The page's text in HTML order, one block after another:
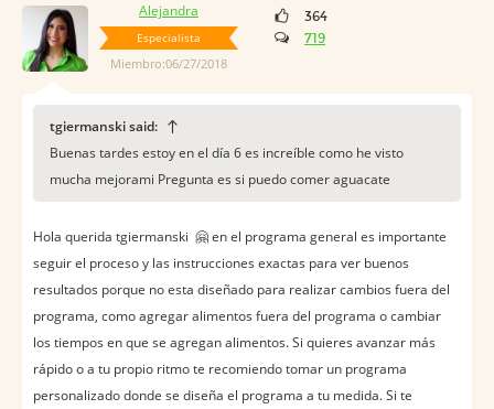
Alejandra
Especialista
Miembro:06/27/2018
364
719
tgiermanski said:
Buenas tardes estoy en el día 6 es increíble como he visto
mucha mejorami Pregunta es si puedo comer aguacate
Hola querida tgiermanski 🤗 en el programa general es importante
seguir el proceso y las instrucciones exactas para ver buenos
resultados porque no esta diseñado para realizar cambios fuera del
programa, como agregar alimentos fuera del programa o cambiar
los tiempos en que se agregan alimentos. Si quieres avanzar más
rápido o a tu propio ritmo te recomiendo tomar un programa
personalizado donde se diseña el programa a tu medida. Si te